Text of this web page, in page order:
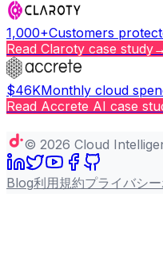
1,000+Customers
Read Claroty case study→
$46KMonthly cloud
Read Accrete AI case
© 2026 Cloud
Blog利用規約プライバシ